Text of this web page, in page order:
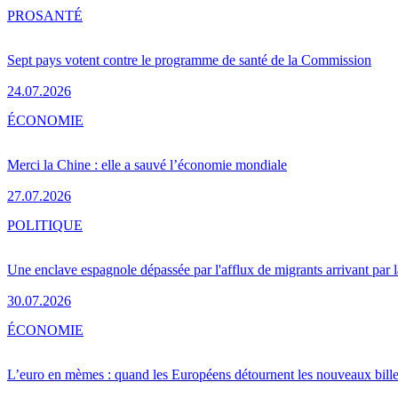
Sept pays votent contre le programme de santé de la Commission
24.07.2026
PROSANTÉ
Merci la Chine : elle a sauvé l’économie mondiale
27.07.2026
ÉCONOMIE
Une enclave espagnole dépassée par l'afflux de migrants arrivant par
30.07.2026
POLITIQUE
L’euro en mèmes : quand les Européens détournent les nouveaux
ÉCONOMIE